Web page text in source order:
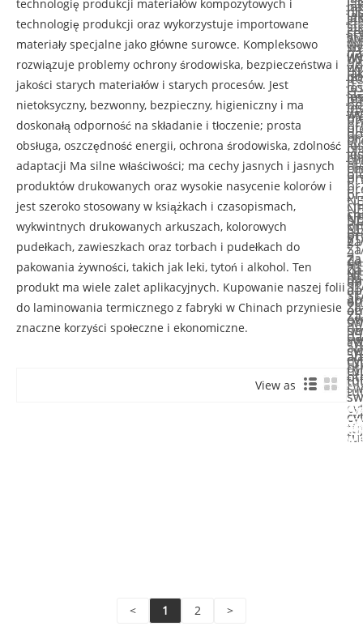
technologię produkcji materiałów kompozytowych i
technologię produkcji oraz wykorzystuje importowane
materiały specjalne jako główne surowce. Kompleksowo
rozwiązuje problemy ochrony środowiska, bezpieczeństwa i
jakości starych materiałów i starych procesów. Jest
nietoksyczny, bezwonny, bezpieczny, higieniczny i ma
doskonałą odporność na składanie i tłoczenie; prosta
obsługa, oszczędność energii, ochrona środowiska, zdolność
adaptacji Ma silne właściwości; ma cechy jasnych i jasnych
produktów drukowanych oraz wysokie nasycenie kolorów i
jest szeroko stosowany w książkach i czasopismach,
wykwintnych drukowanych arkuszach, kolorowych
pudełkach, zawieszkach oraz torbach i pudełkach do
pakowania żywności, takich jak leki, tytoń i alkohol. Ten
produkt ma wiele zalet aplikacyjnych. Kupowanie naszej folii
do laminowania termicznego z fabryki w Chinach przyniesie
znaczne korzyści społeczne i ekonomiczne.
View as
i
-
Za
-
Za
-
Za
-
Za
-
Za
-
Za
-
Za
-
Za
< 1 2 >